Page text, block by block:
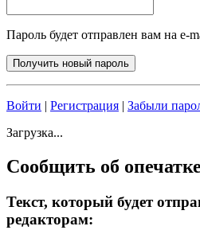
Пароль будет отправлен вам на e-
Войти | Регистрация | Забыли
Загрузка...
Сообщить об опечатке
Текст, который будет
редакторам: